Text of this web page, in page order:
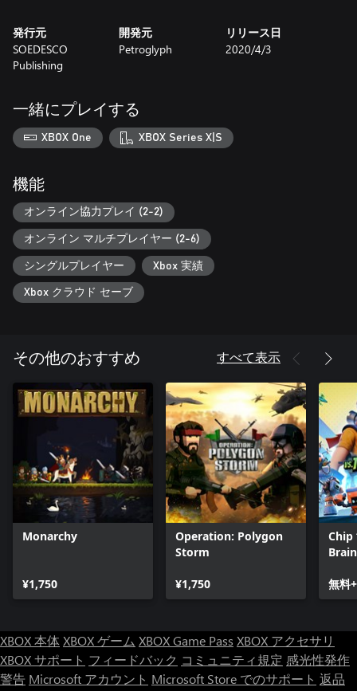
発行元
SOEDESCO
Publishing
開発元
Petroglyph
リリース日
2020/4/3
一緒にプレイする
XBOX One XBOX Series X|S
機能
オンライン協力プレイ (2-2)
オンライン マルチプレイヤー (2-6)
シングルプレイヤー Xbox 実績
Xbox クラウド セーブ
その他のおすすめ すべて表示
Monarchy
¥1,750
Operation: Polygon
Storm
¥1,750
Chip
無料+
XBOX 本体XBOX ゲーム XBOX Game Pass XBOX アクセサリ
XBOX サポート フィードバック コミュニティ規定 感光性発作
警告 Microsoft アカウント Microsoft Store でのサポート 返品